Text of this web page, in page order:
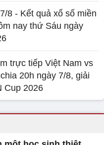
8 - Kết quả xổ số miền
nay thứ Sáu ngày
trực tiếp Việt Nam vs
20h ngày 7/8, giải
Cup 2026